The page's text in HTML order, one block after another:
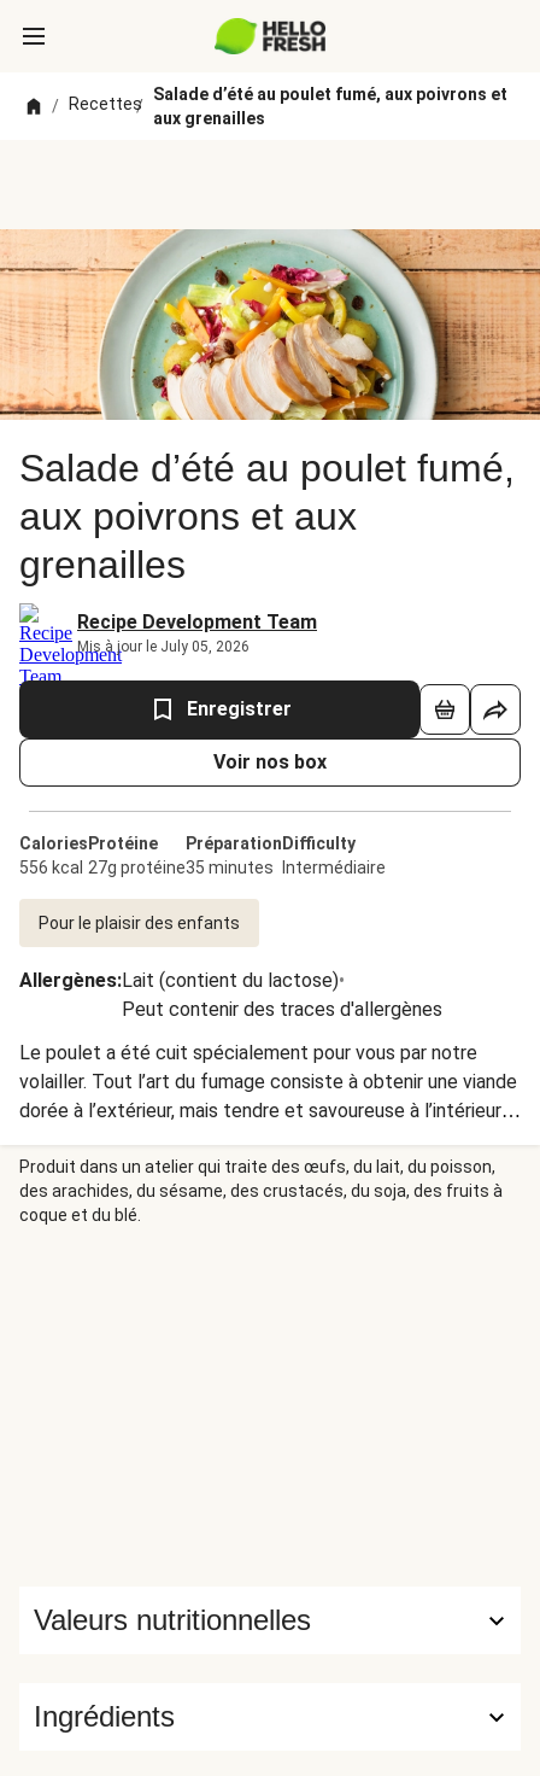
/ Recettes
/
Salade d’été au poulet fumé, aux poivrons et
aux grenailles
Salade d’été au poulet fumé,
aux poivrons et aux
grenailles
Recipe Development Team
Mis à jour le July 05, 2026
Enregistrer
Voir nos box
Calories
556 kcal
Protéine
27g protéine
Préparation
35 minutes
Difficulty
Intermédiaire
Pour le plaisir des enfants
Allergènes:Lait (contient du lactose)•
Peut contenir des traces d'allergènes
Le poulet a été cuit spécialement pour vous par notre
volailler. Tout l’art du fumage consiste à obtenir une viande
dorée à l’extérieur, mais tendre et savoureuse à l’intérieur.
Un très bon accord avec le poivron rôti, dont vous
découvrirez tous les détails dans notre magazine Fresh
Times !
Produit dans un atelier qui traite des œufs, du lait, du poisson,
des arachides, du sésame, des crustacés, du soja, des fruits à
coque et du blé.
Ingrédients
Valeurs nutritionnelles